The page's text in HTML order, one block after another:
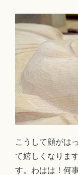
こうして顔がは
て嬉しくなりま
す。わはは！何